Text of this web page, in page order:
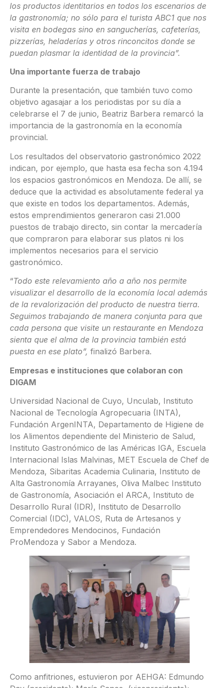
los productos identitarios en todos los escenarios de
la gastronomía; no sólo para el turista ABC1 que nos
visita en bodegas sino en sangucherías, cafeterías,
pizzerías, heladerías y otros rinconcitos donde se
puedan plasmar la identidad de la provincia”.
Una importante fuerza de trabajo
Durante la presentación, que también tuvo como
objetivo agasajar a los periodistas por su día a
celebrarse el 7 de junio, Beatriz Barbera remarcó la
importancia de la gastronomía en la economía
provincial.
Los resultados del observatorio gastronómico 2022
indican, por ejemplo, que hasta esa fecha son 4.194
los espacios gastronómicos en Mendoza. De allí, se
deduce que la actividad es absolutamente federal ya
que existe en todos los departamentos. Además,
estos emprendimientos generaron casi 21.000
puestos de trabajo directo, sin contar la mercadería
que compraron para elaborar sus platos ni los
implementos necesarios para el servicio
gastronómico.
“Todo este relevamiento año a año nos permite
visualizar el desarrollo de la economía local además
de la revalorización del producto de nuestra tierra.
Seguimos trabajando de manera conjunta para que
cada persona que visite un restaurante en Mendoza
sienta que el alma de la provincia también está
puesta en ese plato”, finalizó Barbera.
Empresas e instituciones que colaboran con
DIGAM
Universidad Nacional de Cuyo, Unculab, Instituto
Nacional de Tecnología Agropecuaria (INTA),
Fundación ArgenINTA, Departamento de Higiene de
los Alimentos dependiente del Ministerio de Salud,
Instituto Gastronómico de las Américas IGA, Escuela
Internacional Islas Malvinas, MET Escuela de Chef de
Mendoza, Sibaritas Academia Culinaria, Instituto de
Alta Gastronomía Arrayanes, Oliva Malbec Instituto
de Gastronomía, Asociación el ARCA, Instituto de
Desarrollo Rural (IDR), Instituto de Desarrollo
Comercial (IDC), VALOS, Ruta de Artesanos y
Emprendedores Mendocinos, Fundación
ProMendoza y Sabor a Mendoza.
Como anfitriones, estuvieron por AEHGA: Edmundo